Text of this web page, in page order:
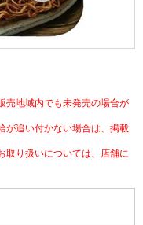
題
物件募集・購入
売地域内でも未発売の場合が
が追い付かない場合は、掲載
取り扱いについては、店舗に